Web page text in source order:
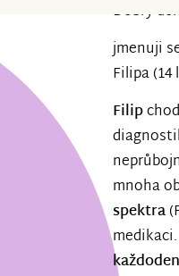
Dobrý
jmenuji
Filipa
Filip
mnoha
spektra